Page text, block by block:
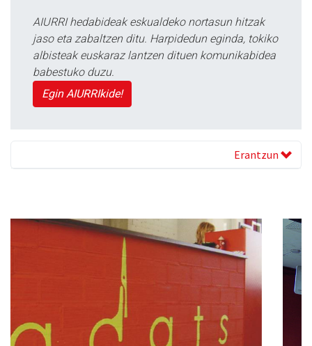
AIURRI hedabideak eskualdeko nortasun hitzak
jaso eta zabaltzen ditu. Harpidedun eginda, tokiko
albisteak euskaraz lantzen dituen komunikabidea
babestuko duzu.
Egin AIURRIkide!
Erantzun